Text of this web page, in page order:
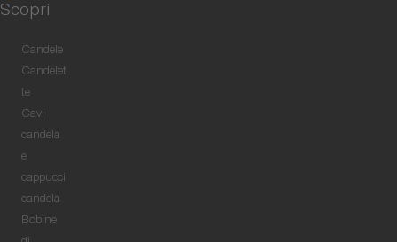
Scopri
Candele
Candelet
te
Cavi
candela
e
cappucci
candela
Bobine